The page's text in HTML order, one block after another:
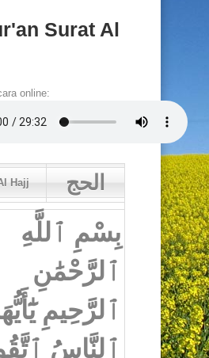
Surat Al
online:
Hajj الحج
بِسْمِ ٱللَّهِ
ٱلرَّحْمَٰنِ
ٱلرَّحِيمِ
ٱلنَّاسُ